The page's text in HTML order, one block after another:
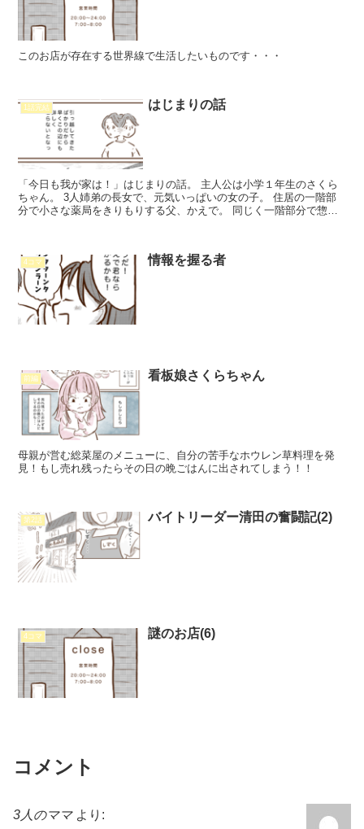
このお店が存在する世界線で生活したいものです・・・
1話完結 はじまりの話
「今日も我が家は！」はじまりの話。 主人公は小学１年生のさくら
ちゃん。 3人姉弟の長女で、元気いっぱいの女の子。 住居の一階部
分で小さな薬局をきりもりする父、かえで。 同じく一階部分で惣菜
4コマ 情報を握る者
前編 看板娘さくらちゃん
母親が営む総菜屋のメニューに、自分の苦手なホウレン草料理を発
見！もし売れ残ったらその日の晩ごはんに出されてしまう！！
第2話 バイトリーダー清田の奮闘記(2)
4コマ 謎のお店(6)
コメント
3人のママ より: